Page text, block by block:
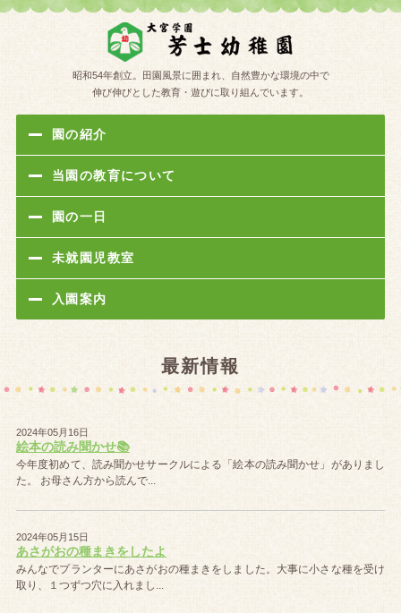
昭和54年創立。田園風景に囲まれ、自然豊かな環境の中で
伸び伸びとした教育・遊びに取り組んでいます。
園の紹介
当園の教育について
園の一日
未就園児教室
入園案内
最新情報
2024年05月16日
絵本の読み聞かせ📚
今年度初めて、読み聞かせサークルによる「絵本の読み聞かせ」がありまし
た。 お母さん方から読んで...
2024年05月15日
あさがおの種まきをしたよ
みんなでプランターにあさがおの種まきをしました。大事に小さな種を受け
取り、１つずつ穴に入れまし...